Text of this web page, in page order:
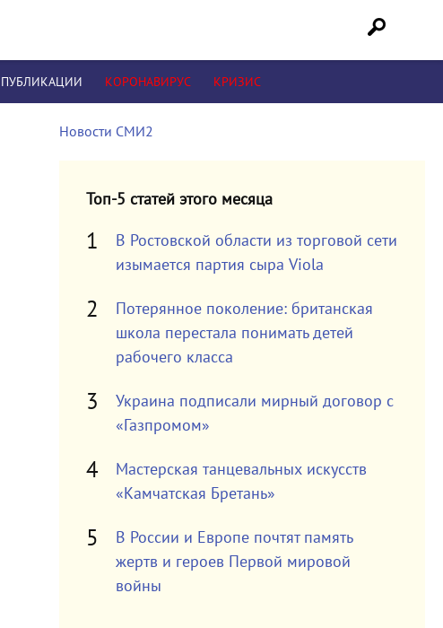
ПУБЛИКАЦИИ КОРОНАВИРУС КРИЗИС
Новости СМИ2
Топ-5 статей этого месяца
В Ростовской области из торговой сети
изымается партия сыра Viola
Потерянное поколение: британская
школа перестала понимать детей
рабочего класса
Украина подписали мирный договор с
«Газпромом»
Мастерская танцевальных искусств
«Камчатская Бретань»
В России и Европе почтят память
жертв и героев Первой мировой
войны